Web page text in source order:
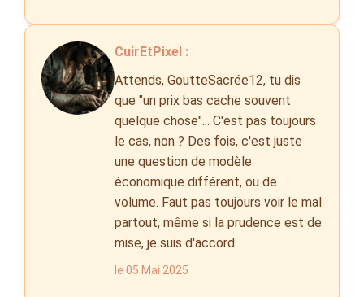
CuirEtPixel :
Attends, GoutteSacrée12, tu dis
que "un prix bas cache souvent
quelque chose"... C'est pas toujours
le cas, non ? Des fois, c'est juste
une question de modèle
économique différent, ou de
volume. Faut pas toujours voir le mal
partout, même si la prudence est de
mise, je suis d'accord.
le 05 Mai 2025